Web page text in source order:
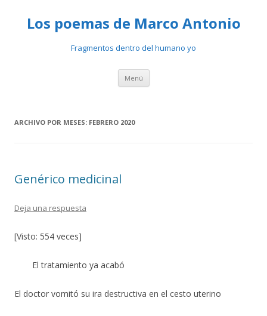
Los poemas de Marco Antonio
Fragmentos dentro del humano yo
Menú Ir
contenido
ARCHIVO POR MESES: FEBRERO 2020
Genérico medicinal
Deja una respuesta
[Visto: 554 veces]
El tratamiento ya acabó
El doctor vomitó su ira destructiva en el cesto uterino